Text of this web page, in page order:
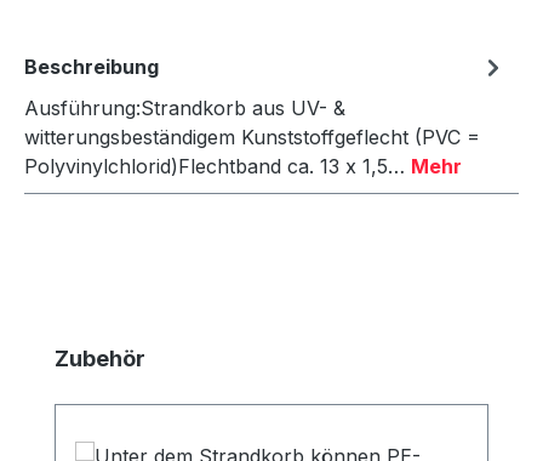
Beschreibung
Ausführung:Strandkorb aus UV- &
witterungsbeständigem Kunststoffgeflecht (PVC =
Polyvinylchlorid)Flechtband ca. 13 x 1,5… Mehr
Produktgalerie überspringen
Zubehör